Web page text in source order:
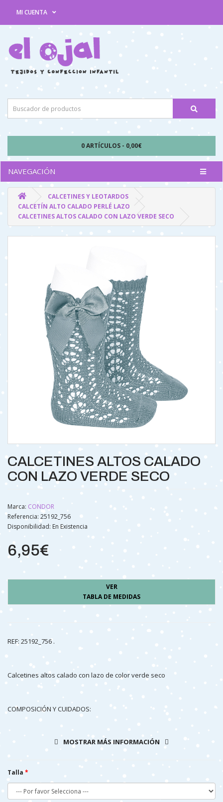
MI CUENTA
0 ARTÍCULOS - 0,00€
NAVEGACIÓN
CALCETINES Y LEOTARDOS
CALCETÍN ALTO CALADO PERLÉ LAZO
CALCETINES ALTOS CALADO CON LAZO VERDE SECO
CALCETINES ALTOS CALADO
CON LAZO VERDE SECO
Marca: CONDOR
Referencia: 25192_756
Disponibilidad: En Existencia
6,95€
VER
TABLA DE MEDIDAS
REF: 25192_756 .
Calcetines altos calado con lazo de color verde seco
COMPOSICIÓN Y CUIDADOS:
LAVAR EN FRIO (40º MAX)
NO SECAR A MÁQUINA
MOSTRAR MÁS INFORMACIÓN
Talla